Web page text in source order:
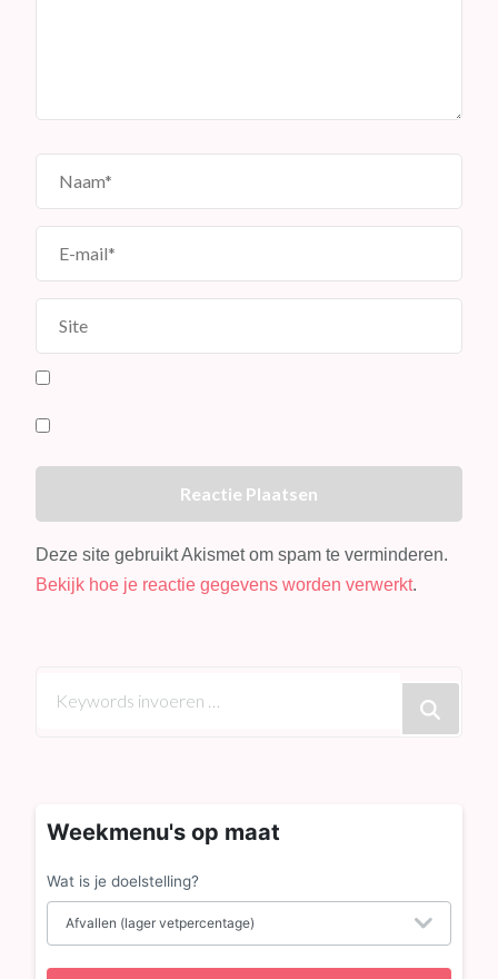
Deze site gebruikt Akismet om spam te verminderen.
Bekijk hoe je reactie gegevens worden verwerkt.
zoek
Weekmenu's op maat
Wat is je doelstelling?